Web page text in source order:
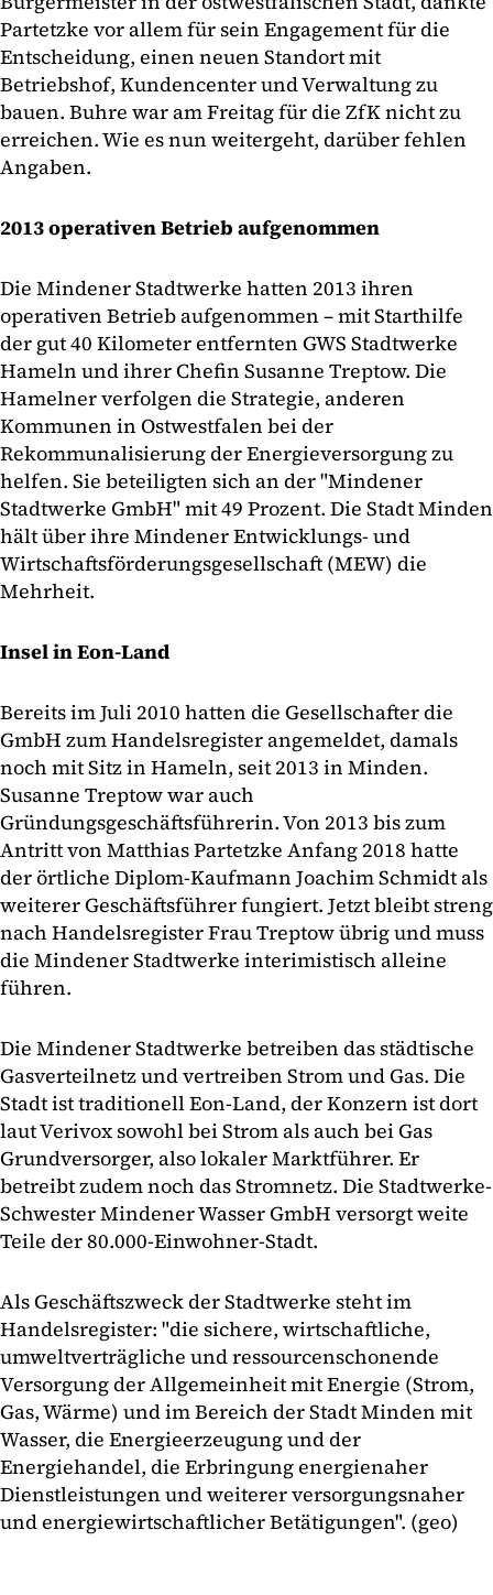
Partetzke vor allem für sein Engagement für die
Entscheidung, einen neuen Standort mit
Betriebshof, Kundencenter und Verwaltung zu
bauen. Buhre war am Freitag für die ZfK nicht zu
erreichen. Wie es nun weitergeht, darüber fehlen
Angaben.
2013 operativen Betrieb aufgenommen
Die Mindener Stadtwerke hatten 2013 ihren
operativen Betrieb aufgenommen – mit Starthilfe
der gut 40 Kilometer entfernten GWS Stadtwerke
Hameln und ihrer Chefin Susanne Treptow. Die
Hamelner verfolgen die Strategie, anderen
Kommunen in Ostwestfalen bei der
Rekommunalisierung der Energieversorgung zu
helfen. Sie beteiligten sich an der "Mindener
Stadtwerke GmbH" mit 49 Prozent. Die Stadt Minden
hält über ihre Mindener Entwicklungs- und
Wirtschaftsförderungsgesellschaft (MEW) die
Mehrheit.
Insel in Eon-Land
Bereits im Juli 2010 hatten die Gesellschafter die
GmbH zum Handelsregister angemeldet, damals
noch mit Sitz in Hameln, seit 2013 in Minden.
Susanne Treptow war auch
Gründungsgeschäftsführerin. Von 2013 bis zum
Antritt von Matthias Partetzke Anfang 2018 hatte
der örtliche Diplom-Kaufmann Joachim Schmidt als
weiterer Geschäftsführer fungiert. Jetzt bleibt streng
nach Handelsregister Frau Treptow übrig und muss
die Mindener Stadtwerke interimistisch alleine
führen.
Die Mindener Stadtwerke betreiben das städtische
Gasverteilnetz und vertreiben Strom und Gas. Die
Stadt ist traditionell Eon-Land, der Konzern ist dort
laut Verivox sowohl bei Strom als auch bei Gas
Grundversorger, also lokaler Marktführer. Er
betreibt zudem noch das Stromnetz. Die Stadtwerke-
Schwester Mindener Wasser GmbH versorgt weite
Teile der 80.000-Einwohner-Stadt.
Als Geschäftszweck der Stadtwerke steht im
Handelsregister: "die sichere, wirtschaftliche,
umweltverträgliche und ressourcenschonende
Versorgung der Allgemeinheit mit Energie (Strom,
Gas, Wärme) und im Bereich der Stadt Minden mit
Wasser, die Energieerzeugung und der
Energiehandel, die Erbringung energienaher
Dienstleistungen und weiterer versorgungsnaher
und energiewirtschaftlicher Betätigungen". (geo)